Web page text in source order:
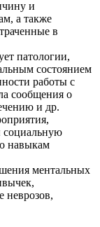
и
а также
в
патологии,
состоянием
работы с
сообщения о
и др.
социальную
навыкам
ментальных
неврозов,